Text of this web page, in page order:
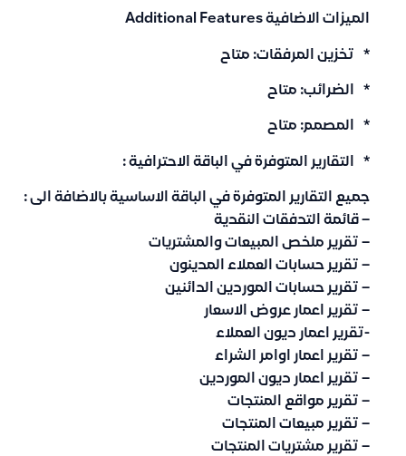
الميزات الاضافية Additional Features
* تخزين المرفقات: متاح
* الضرائب: متاح
* المصمم: متاح
* التقارير المتوفرة في الباقة الاحترافية :
جميع التقارير المتوفرة في الباقة الاساسية بالاضافة الى :
– قائمة التدفقات النقدية
– تقرير ملخص المبيعات والمشتريات
– تقرير حسابات العملاء المدينون
– تقرير حسابات الموردين الدائنين
– تقرير اعمار عروض الاسعار
-تقرير اعمار ديون العملاء
– تقرير اعمار اوامر الشراء
– تقرير اعمار ديون الموردين
– تقرير مواقع المنتجات
– تقرير مبيعات المنتجات
– تقرير مشتريات المنتجات